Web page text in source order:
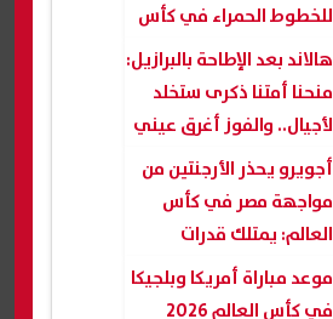
للخطوط الحمراء في كأس
العالم
هالاند بعد الإطاحة بالبرازيل:
منحنا أمتنا ذكرى ستخلد
لأجيال.. والفوز أغرق عيني
بالدموع
أجويرو يحذر الأرجنتين من
مواجهة مصر في كأس
العالم: يمتلك قدرات
هجومية مميزة
موعد مباراة أمريكا وبلجيكا
في كأس العالم 2026